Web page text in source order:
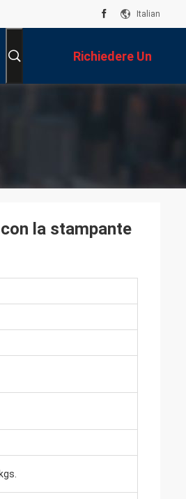
Italian
Richiedere Un
Preventivo
la stampante